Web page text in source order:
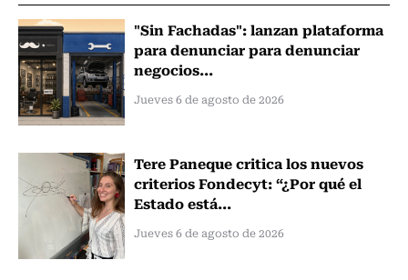
"Sin Fachadas": lanzan plataforma
para denunciar para denunciar
negocios...
Jueves 6 de agosto de 2026
Tere Paneque critica los nuevos
criterios Fondecyt: “¿Por qué el
Estado está...
Jueves 6 de agosto de 2026